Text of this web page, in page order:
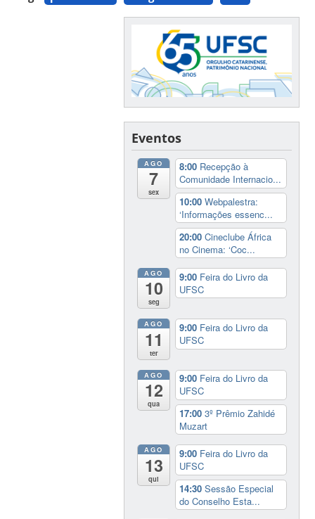
Eventos
AGO
7
sex
8:00 Recepção à
Comunidade Internacio...
10:00Webpalestra:
‘Informações essenc...
20:00Cineclube África
no Cinema: ‘Coc...
AGO
10
seg
9:00 Feira do Livro da
UFSC
AGO
11
ter
9:00 Feira do Livro da
UFSC
AGO
12
qua
9:00 Feira do Livro da
UFSC
17:003º Prêmio Zahidé
Muzart
AGO
13
qui
9:00 Feira do Livro da
UFSC
14:30Sessão Especial
do Conselho Esta...